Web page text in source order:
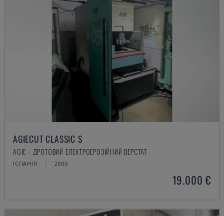
AGIECUT CLASSIC S
AGIE - ДРОТОВИЙ ЕЛЕКТРОЕРОЗІЙНИЙ ВЕРСТАТ
ІСПАНІЯ 2000
19.000 €